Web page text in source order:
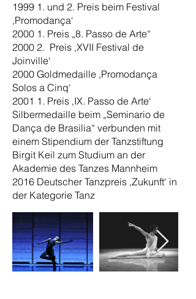
1999 1. und 2. Preis beim Festival
‚Promodança‘
2000 1. Preis „8. Passo de Arte“
2000 2. Preis ‚XVII Festival de
Joinville‘
2000 Goldmedaille ‚Promodança
Solos a Cinq‘
2001 1. Preis ‚IX. Passo de Arte‘
Silbermedaille beim „Seminario de
Dança de Brasilia“ verbunden mit
einem Stipendium der Tanzstiftung
Birgit Keil zum Studium an der
Akademie des Tanzes Mannheim
2016 Deutscher Tanzpreis ‚Zukunft‘ in
der Kategorie Tanz